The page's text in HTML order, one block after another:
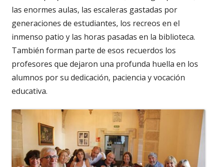
las enormes aulas, las escaleras gastadas por
generaciones de estudiantes, los recreos en el
inmenso patio y las horas pasadas en la biblioteca.
También forman parte de esos recuerdos los
profesores que dejaron una profunda huella en los
alumnos por su dedicación, paciencia y vocación
educativa.